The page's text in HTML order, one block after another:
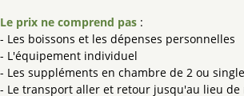
Le prix ne comprend pas :
- Les boissons et les dépenses personnelles
- L'équipement individuel
- Les suppléments en chambre de 2 ou single
- Le transport aller et retour jusqu'au lieu de